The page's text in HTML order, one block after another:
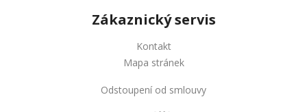
Zákaznický servis
Kontakt
Mapa stránek
Odstoupení od smlouvy